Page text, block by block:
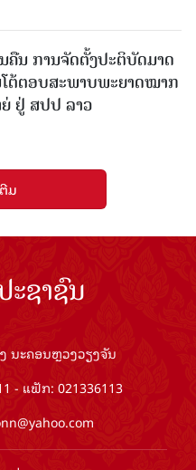
ນ ການຈັດຕັ້ງປະຕິບັດມາດ
ຕ້ຕອບສະພາບພະຍາດໝາກ
ຢູ່ ສປປ ລາວ
ມ
ຊາຊົນ
ນະຄອນຫຼວງວຽງຈັນ
- ແຟັກ: 021336113